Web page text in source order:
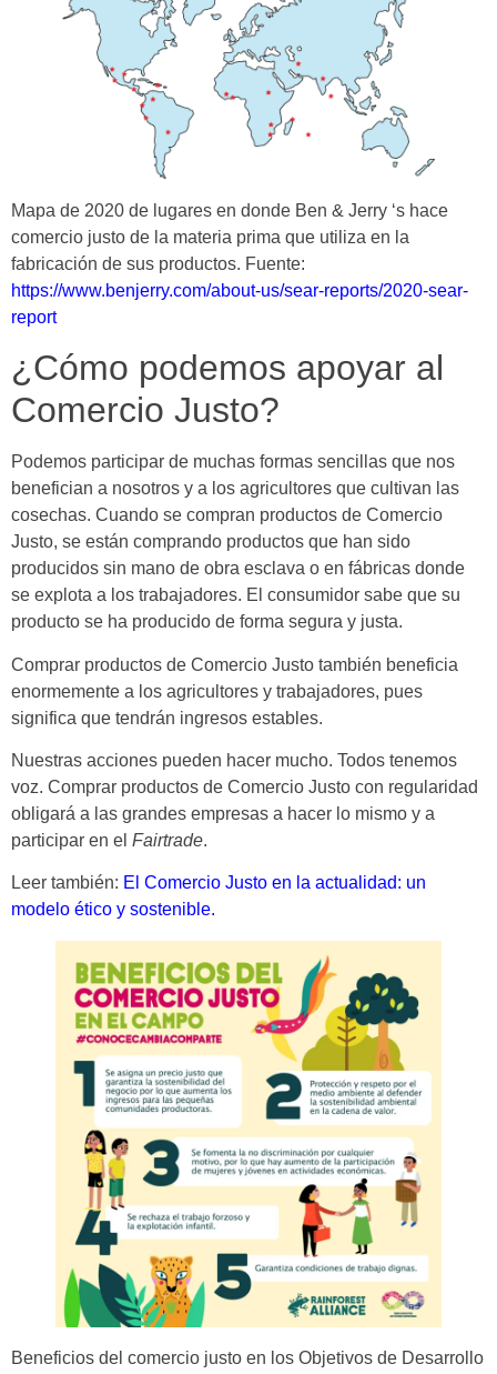
Mapa de 2020 de lugares en donde Ben & Jerry ‘s hace
comercio justo de la materia prima que utiliza en la
fabricación de sus productos. Fuente:
https://www.benjerry.com/about-us/sear-reports/2020-sear-
report
¿Cómo podemos apoyar al
Comercio Justo?
Podemos participar de muchas formas sencillas que nos
benefician a nosotros y a los agricultores que cultivan las
cosechas. Cuando se compran productos de Comercio
Justo, se están comprando productos que han sido
producidos sin mano de obra esclava o en fábricas donde
se explota a los trabajadores. El consumidor sabe que su
producto se ha producido de forma segura y justa.
Comprar productos de Comercio Justo también beneficia
enormemente a los agricultores y trabajadores, pues
significa que tendrán ingresos estables.
Nuestras acciones pueden hacer mucho. Todos tenemos
voz. Comprar productos de Comercio Justo con regularidad
obligará a las grandes empresas a hacer lo mismo y a
participar en el Fairtrade.
Leer también: El Comercio Justo en la actualidad: un
modelo ético y sostenible.
Beneficios del comercio justo en los Objetivos de Desarrollo